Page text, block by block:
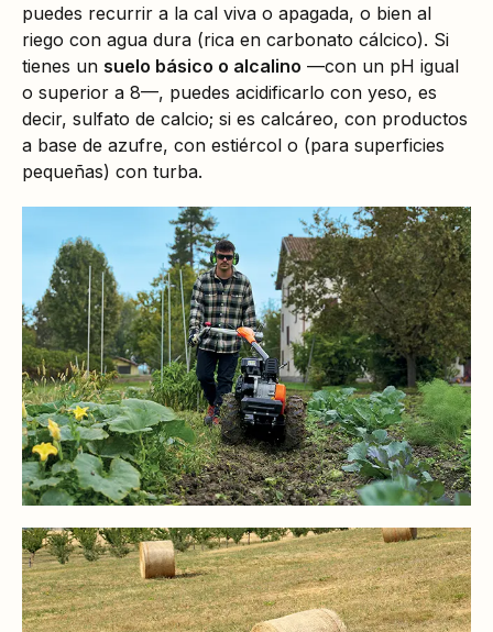
puedes recurrir a la cal viva o apagada, o bien al
riego con agua dura (rica en carbonato cálcico). Si
tienes un suelo básico o alcalino —con un pH igual
o superior a 8—, puedes acidificarlo con yeso, es
decir, sulfato de calcio; si es calcáreo, con productos
a base de azufre, con estiércol o (para superficies
pequeñas) con turba.